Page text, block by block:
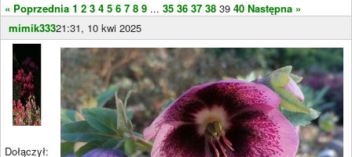
« Poprzednia 1 2 3 4 5 6 7 8 9 ... 35 36 37 38 39 40 Następna »
mimik33321:31, 10 kwi 2025
Dołączył: